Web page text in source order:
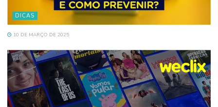
DICAS
10 DE MARÇO DE 2025